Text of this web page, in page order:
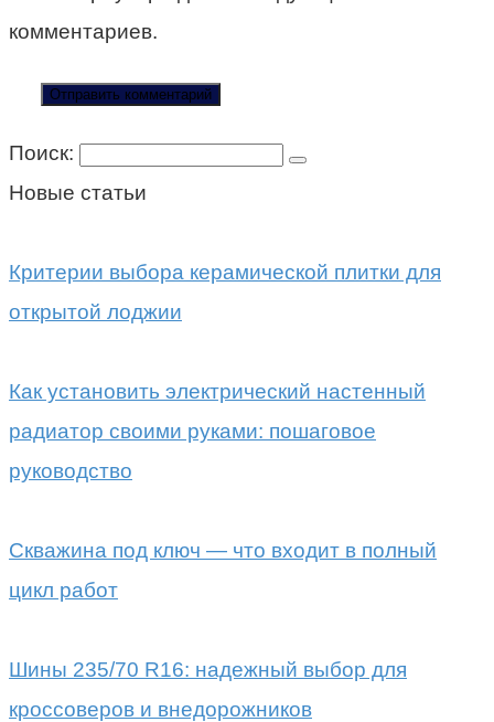
комментариев.
Поиск:
Новые статьи
Критерии выбора керамической плитки для
открытой лоджии
Как установить электрический настенный
радиатор своими руками: пошаговое
руководство
Скважина под ключ — что входит в полный
цикл работ
Шины 235/70 R16: надежный выбор для
кроссоверов и внедорожников